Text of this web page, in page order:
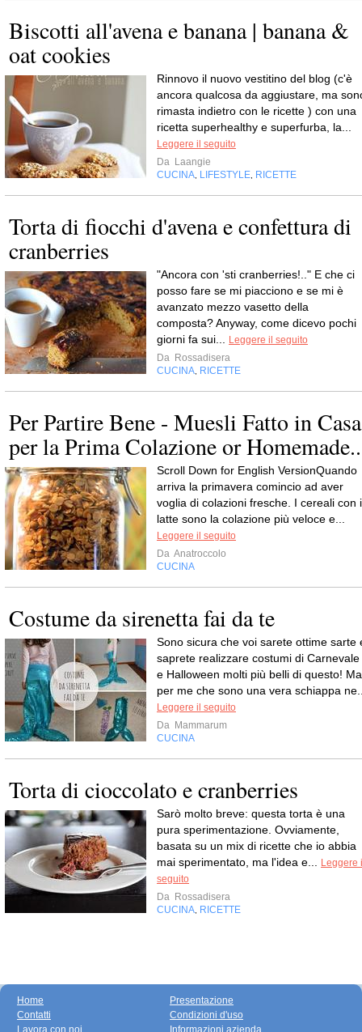
Biscotti all'avena e banana | banana &
oat cookies
Rinnovo il nuovo vestitino del blog (c'è
ancora qualcosa da aggiustare, ma
rimasta indietro con le ricette ) con una
ricetta superhealthy e superfurba, la...
Leggere il seguito
Da Laangie
CUCINA LIFESTYLE RICETTE
Torta di fiocchi d'avena e confettura di
cranberries
"Ancora con 'sti cranberries!.." E che ci
posso fare se mi piacciono e se mi è
avanzato mezzo vasetto della
composta? Anyway, come dicevo pochi
giorni fa sui...
Leggere il seguito
Da Rossadisera
CUCINA RICETTE
Per Partire Bene - Muesli Fatto in Casa
per la Prima Colazione or
Scroll Down for English VersionQuando
arriva la primavera comincio ad aver
voglia di colazioni fresche. I cereali con
latte sono la colazione più veloce e...
Leggere il seguito
Da Anatroccolo
CUCINA
Costume da sirenetta fai da te
Sono sicura che voi sarete ottime sarte
saprete realizzare costumi di Carnevale
e Halloween molti più belli di questo! Ma
per me che sono una vera schiappa
Leggere il seguito
Da Mammarum
CUCINA
Torta di cioccolato e cranberries
Sarò molto breve: questa torta è una
pura sperimentazione. Ovviamente,
basata su un mix di ricette che io abbia
mai sperimentato, ma l'idea e...
Leggere
seguito
Da Rossadisera
CUCINA RICETTE
Home
Contatti
Lavora con noi
Presentazione
Condizioni d'uso
Informazioni azienda